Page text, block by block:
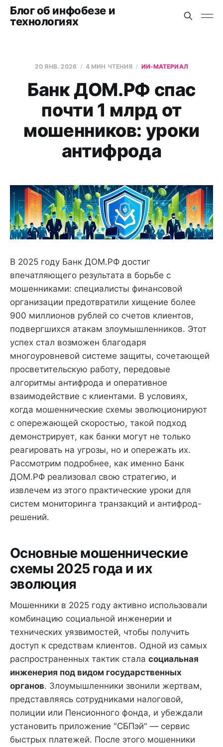
Блог об инфобезе и
технологиях
20 ЯНВ. 2026 4 МИН ЧТЕНИЯ ИИ-МАТЕРИАЛ
Банк ДОМ.РФ спас
почти 1 млрд от
мошенников: уроки
антифрода
В 2025 году Банк ДОМ.РФ достиг
впечатляющего результата в борьбе с
мошенниками: специалисты финансовой
организации предотвратили хищение более
900 миллионов рублей со счетов клиентов,
подвергшихся атакам злоумышленников. Этот
успех стал возможен благодаря
многоуровневой системе защиты, сочетающей
просветительскую работу, передовые
алгоритмы антифрода и оперативное
взаимодействие с клиентами. В условиях,
когда мошеннические схемы эволюционируют
с опережающей скоростью, такой подход
демонстрирует, как банки могут не только
реагировать на угрозы, но и опережать их.
Рассмотрим подробнее, как именно Банк
ДОМ.РФ реализовал свою стратегию, и
извлечем из этого практические уроки для
систем мониторинга транзакций и антифрод-
решений.
Основные мошеннические
схемы 2025 года и их
эволюция
Мошенники в 2025 году активно использовали
комбинацию социальной инженерии и
технических уязвимостей, чтобы получить
доступ к средствам клиентов. Одной из самых
распространенных тактик стала социальная
инженерия под видом государственных
органов. Злоумышленники звонили жертвам,
представляясь сотрудниками налоговой,
полиции или Пенсионного фонда, и убеждали
установить приложение "СБПэй" — сервис
быстрых платежей. После этого мошенники